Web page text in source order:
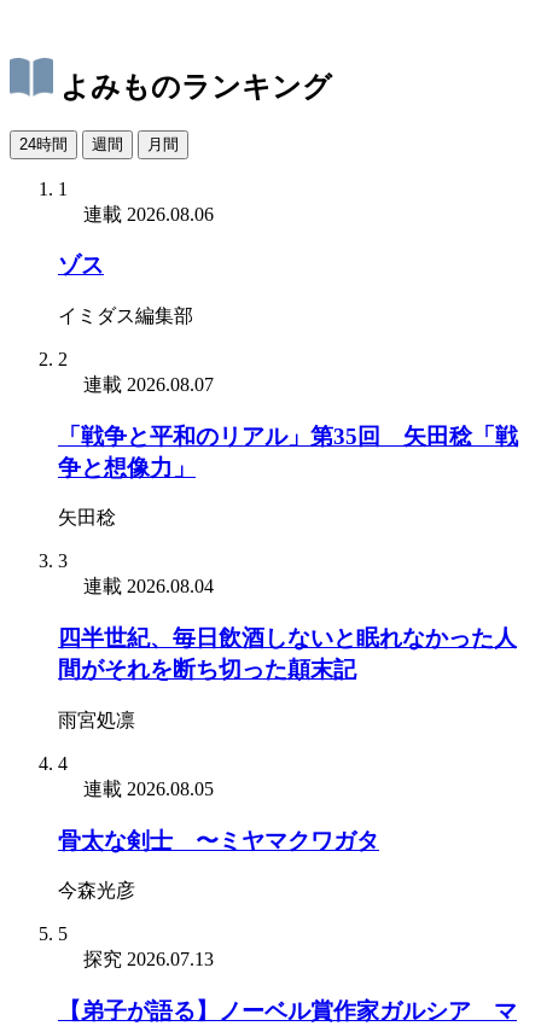
よみものランキング
24時間 週間 月間
1
連載 2026.08.06
ゾス
イミダス編集部
2
連載 2026.08.07
「戦争と平和のリアル」第35回 矢田稔「戦
争と想像力」
矢田稔
3
連載 2026.08.04
四半世紀、毎日飲酒しないと眠れなかった人
間がそれを断ち切った顛末記
雨宮処凛
4
連載 2026.08.05
骨太な剣士 〜ミヤマクワガタ
今森光彦
5
探究 2026.07.13
【弟子が語る】ノーベル賞作家ガルシア゠マ